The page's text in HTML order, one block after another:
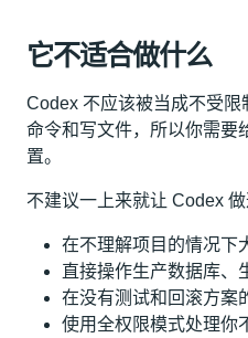
它不适合做什么
Codex 不应该被当成不受
命令和写文件，所以你需要
置。
不建议一上来就让 Codex 做
在不理解项目的情况下
直接操作生产数据库、
在没有测试和回滚方案
使用全权限模式处理你